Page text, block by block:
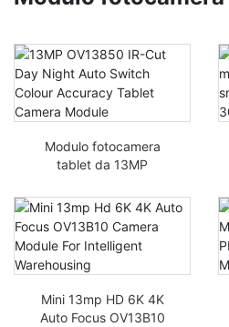
Modulo fotocamera
tablet da 13MP
Notte Auto Switch
Accuratezza del colore
Mini 13mp HD 6K 4K
Auto Focus OV13B10